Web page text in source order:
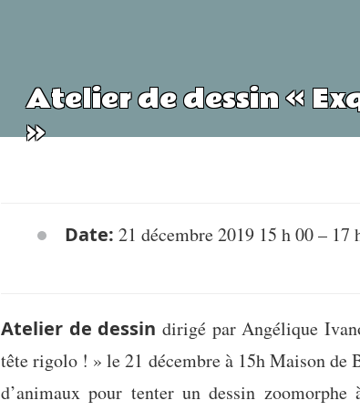
Atelier de dessin «
»
Date: 21 décembre 2019 15 h 00– 17
Atelier de dessin dirigé par Angélique
tête rigolo ! » le 21 décembre à 15h Maison de
d’animaux pour tenter un dessin